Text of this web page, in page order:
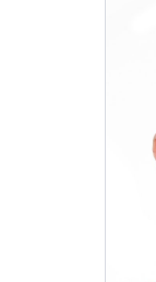
(HSE)
podejście do
w zakresie